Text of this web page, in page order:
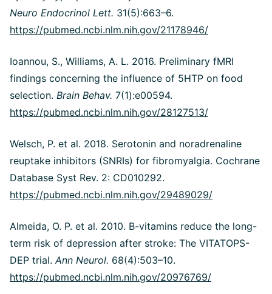
Neuro Endocrinol Lett. 31(5):663–6.
https://pubmed.ncbi.nlm.nih.gov/21178946/
Ioannou, S., Williams, A. L. 2016. Preliminary fMRI
findings concerning the influence of 5HTP on food
selection. Brain Behav. 7(1):e00594.
https://pubmed.ncbi.nlm.nih.gov/28127513/
Welsch, P. et al. 2018. Serotonin and noradrenaline
reuptake inhibitors (SNRIs) for fibromyalgia. Cochrane
Database Syst Rev. 2: CD010292.
https://pubmed.ncbi.nlm.nih.gov/29489029/
Almeida, O. P. et al. 2010. B-vitamins reduce the long-
term risk of depression after stroke: The VITATOPS-
DEP trial. Ann Neurol. 68(4):503–10.
https://pubmed.ncbi.nlm.nih.gov/20976769/